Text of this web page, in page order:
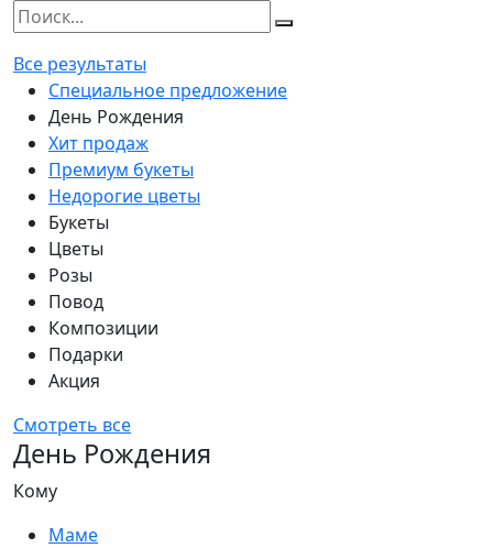
Все результаты
Специальное предложение
День Рождения
Хит продаж
Премиум букеты
Недорогие цветы
Букеты
Цветы
Розы
Повод
Композиции
Подарки
Акция
Смотреть все
День Рождения
Кому
Маме